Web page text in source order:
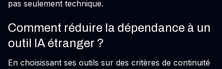
pas seulement technique.
Comment réduire la dépendance à un
outil IA étranger ?
En choisissant ses outils sur des critères de continuité